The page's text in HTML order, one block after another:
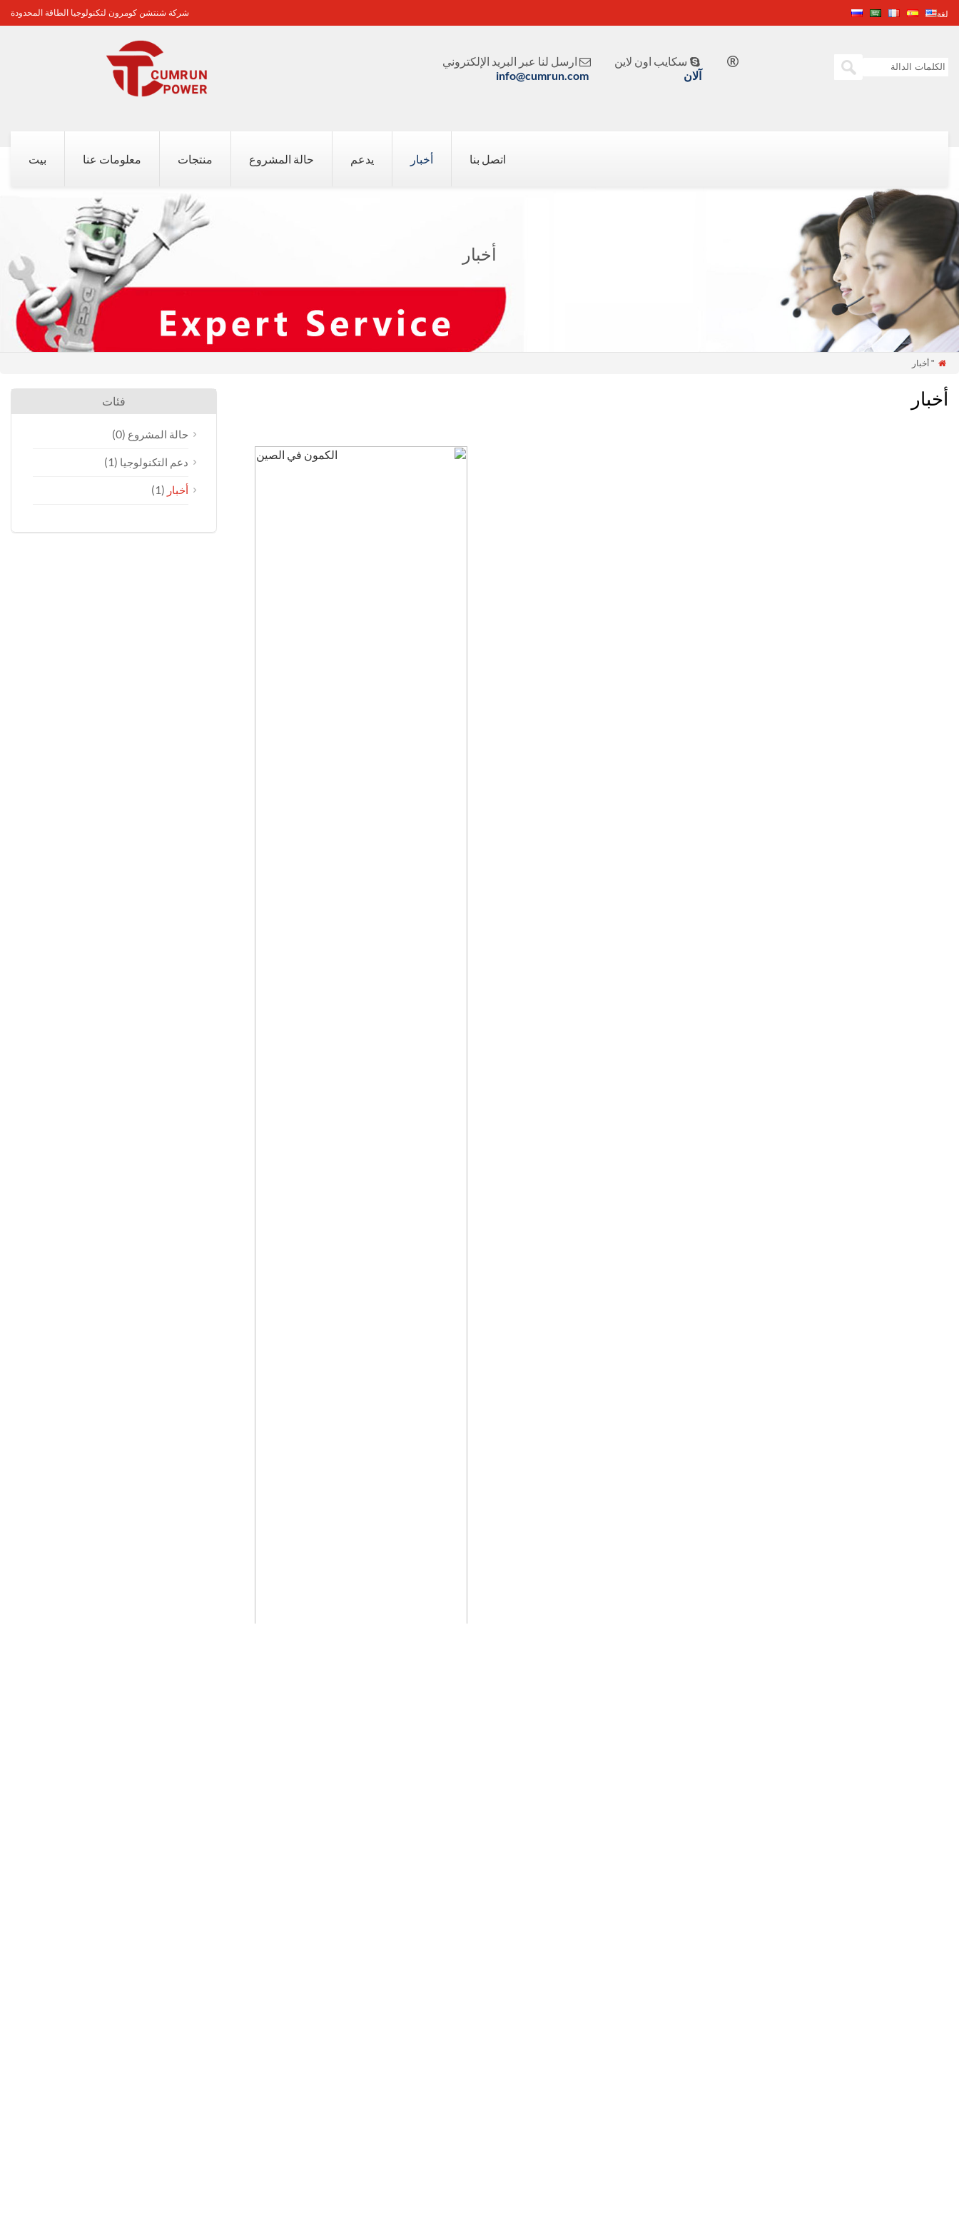
شركة شنتشن كومرون لتكنولوجيا الطاقة المحدودة لغة
 ارسل لنا عبر البريد الإلكتروني
info@cumrun.com
 سكايب اون لاين
آلان

بيت معلومات عنا منتجات حالة المشروع يدعم أخبار اتصل بنا
أخبار
 " أخبار
أخبار فئات
حالة المشروع (0)
دعم التكنولوجيا (1)
أخبار (1)